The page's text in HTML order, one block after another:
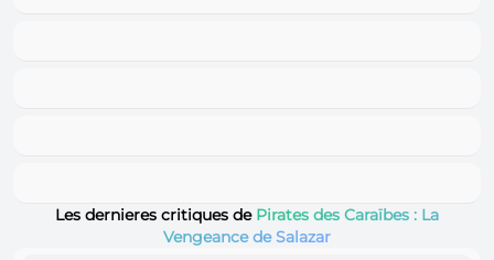
Les dernieres critiques de Pirates des Caraïbes : La
Vengeance de Salazar